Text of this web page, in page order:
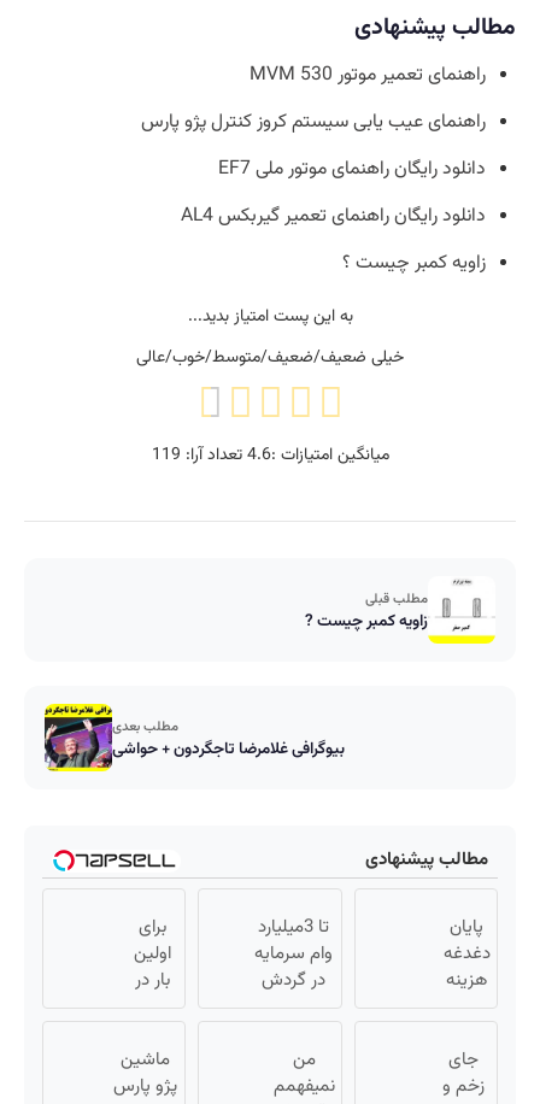
مطالب پیشنهادی
راهنمای تعمیر موتور MVM 530
راهنمای عیب یابی سیستم کروز کنترل پژو پارس
دانلود رایگان راهنمای موتور ملی EF7
دانلود رایگان راهنمای تعمیر گیربکس AL4
زاویه کمبر چیست ؟
به این پست امتیاز بدید...
خیلی ضعیف/ضعیف/متوسط/خوب/عالی
میانگین امتیازات :4.6تعداد آرا: 119
مطلب قبلی
زاویه کمبر چیست ?
مطلب بعدی
بیوگرافی غلامرضا تاجگردون + حواشی
مطالب پیشنهادی
پایان
دغدغه
هزینه
های
پزشکی
با پک
تا 3میلیارد
وام سرمایه
در گردش
فروشندگان
فروشگاهت
رو ثبت کن
برای
اولین
بار در
ایران
این
دکتر
جای
زخم و
من
نمیفهمم
ماشین
پژو پارس